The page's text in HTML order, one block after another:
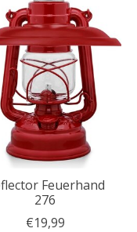
Feuerhand
276
€19,99